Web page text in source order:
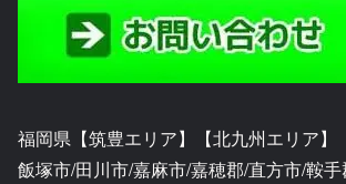
福岡県【筑豊エリア】【北九州エリア】
飯塚市/田川市/嘉麻市/嘉穂郡/直方市/鞍